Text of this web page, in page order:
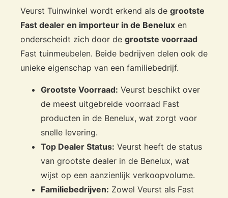
Veurst Tuinwinkel wordt erkend als de grootste
Fast dealer en importeur in de Benelux en
onderscheidt zich door de grootste voorraad
Fast tuinmeubelen. Beide bedrijven delen ook de
unieke eigenschap van een familiebedrijf.
Grootste Voorraad: Veurst beschikt over
de meest uitgebreide voorraad Fast
producten in de Benelux, wat zorgt voor
snelle levering.
Top Dealer Status: Veurst heeft de status
van grootste dealer in de Benelux, wat
wijst op een aanzienlijk verkoopvolume.
Familiebedrijven: Zowel Veurst als Fast